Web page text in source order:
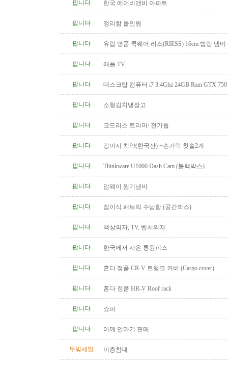
팝니다 한국 에어비앤비 아파트
팝니다 정리함 올인원
팝니다 유럽 명품 쿡웨어 리스(RIESS) 16cm 법랑 냄
팝니다 애플 TV
팝니다 데스크탑 컴퓨터 i7 3.4Ghz 24GB Ram GTX
팝니다 소형김치냉장고
팝니다 코드리스 트리머/ 전기톱
팝니다 강아지 치약(한국산) +손가락 칫솔2개
팝니다 Thinkware U1000 Dash Cam (블랙박스)
팝니다 암웨이 찜기냄비
팝니다 접이식 패브릭 수납함 (공간박스)
팝니다 책상의자, TV, 벤치의자
팝니다 한국에서 사온 롱원피스
팝니다 혼다 정품 CR-V 트렁크 커버 (Cargo cover)
팝니다 혼다 정품 HR-V Roof rack
팝니다 쇼파
팝니다 어깨 안마기 판매
무빙세일 이층침대